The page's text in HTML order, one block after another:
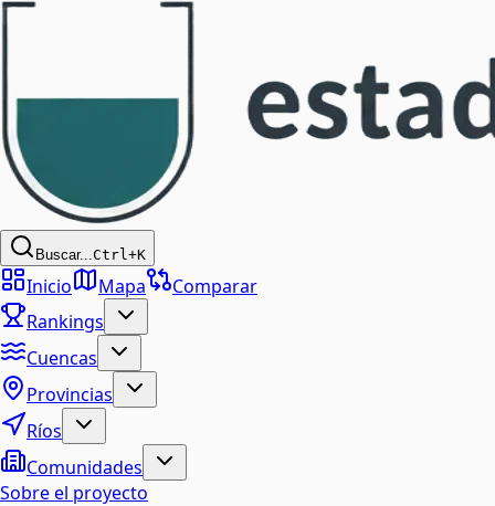
Buscar...Ctrl+K
Inicio Mapa
Comparar
Rankings
Cuencas
Provincias
Ríos
Comunidades
Sobre el proyecto